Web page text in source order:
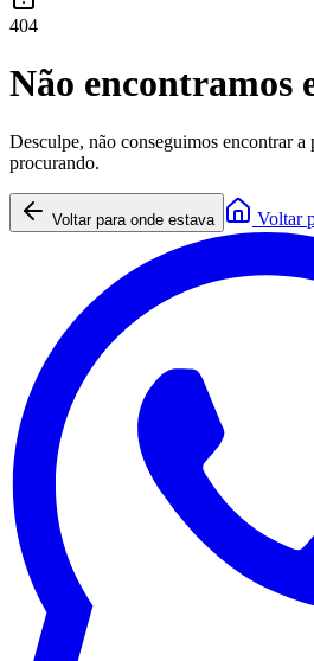
404
Não encontramos
Desculpe, não conseguimos encontrar a
procurando.
Voltar para onde estava Voltar